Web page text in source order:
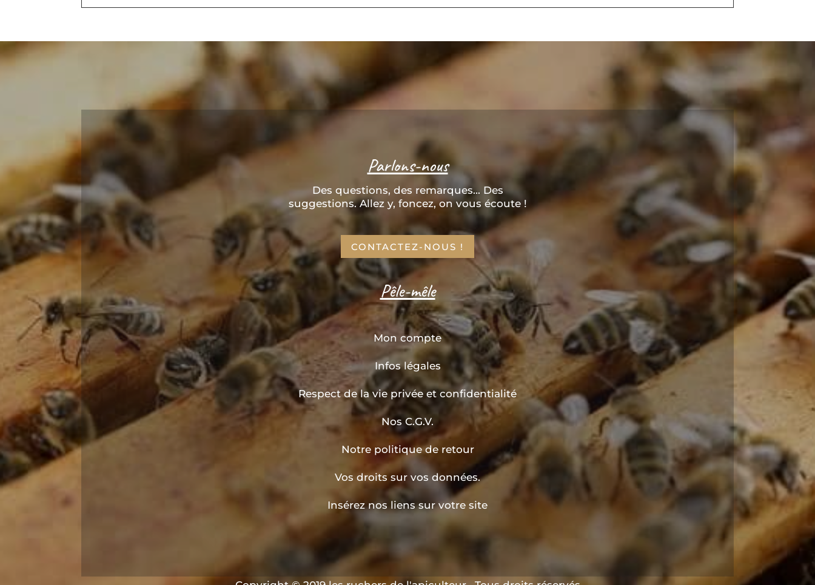
Parlons-nous
Des questions, des remarques... Des
suggestions. Allez y, foncez, on vous écoute !
CONTACTEZ-NOUS !
Pêle-mêle
Mon compte
Infos légales
Respect de la vie privée et confidentialité
Nos C.G.V.
Notre politique de retour
Vos droits sur vos données.
Insérez nos liens sur votre site